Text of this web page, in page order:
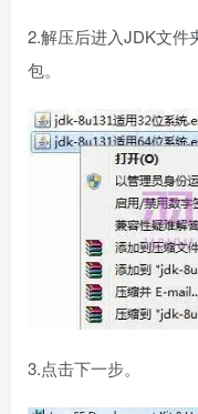
2.解压后进入JDK文件
包。
3.点击下一步。